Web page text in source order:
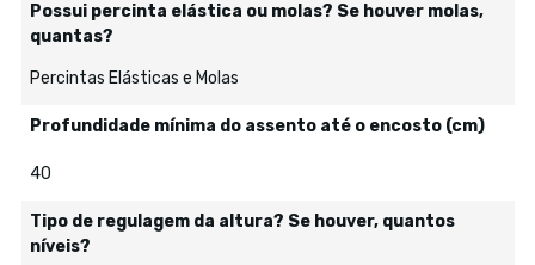
Possui percinta elástica ou molas? Se houver molas,
quantas?
Percintas Elásticas e Molas
Profundidade mínima do assento até o encosto (cm)
40
Tipo de regulagem da altura? Se houver, quantos
níveis?